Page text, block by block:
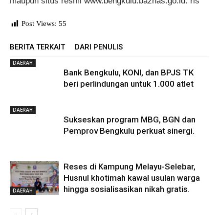
Post Views: 55
BERITA TERKAIT DARI PENULIS
DAERAH
Bank Bengkulu, KONI, dan BPJS TK
beri perlindungan untuk 1.000 atlet
DAERAH
Sukseskan program MBG, BGN dan
Pemprov Bengkulu perkuat sinergi.
DAERAH
Reses di Kampung Melayu-Selebar,
Husnul khotimah kawal usulan warga
hingga sosialisasikan nikah gratis.